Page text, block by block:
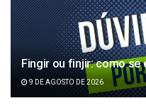
Fingir ou finjir: como se
9 DE AGOSTO DE 2026